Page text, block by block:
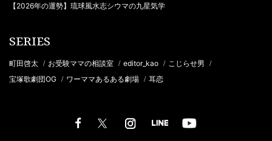
【2026年の運勢】琉球風水志シウマの九星気学
SERIES
町田啓太 / お受験ママの相談室 / editor_kao / こじらせ男 /
宝塚歌劇団OG / ワーママあるある劇場 / 耳恋